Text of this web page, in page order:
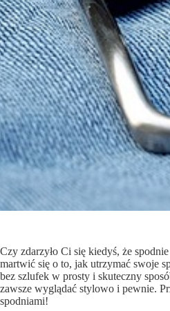
Czy zdarzyło Ci się kiedyś, że
martwić się o to, jak utrzymać swoje
bez szlufek w prosty i skuteczny
zawsze wyglądać stylowo i pewnie.
spodniami!